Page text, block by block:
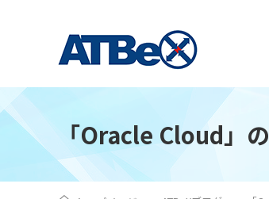
「Oracle Cloud」